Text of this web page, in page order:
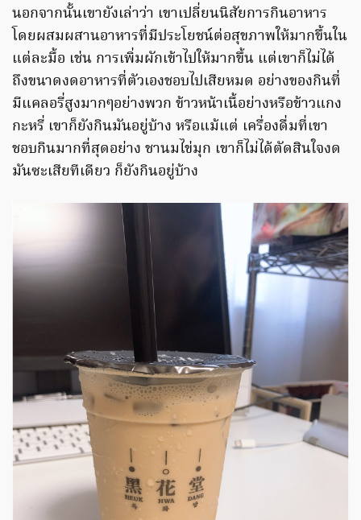
นอกจากนั้นเขายังเล่าว่า เขาเปลี่ยนนิสัยการกินอาหาร
โดยผสมผสานอาหารที่มีประโยชน์ต่อสุขภาพให้มากขึ้นใน
แต่ละมื้อ เช่น การเพิ่มผักเข้าไปให้มากขึ้น แต่เขาก็ไม่ได้
ถึงขนาดงดอาหารที่ตัวเองชอบไปเสียหมด อย่างของกินที่
มีแคลอรี่สูงมากๆอย่างพวก ข้าวหน้าเนื้อย่างหรือข้าวแกง
กะหรี่ เขาก็ยังกินมันอยู่บ้าง หรือแม้แต่ เครื่องดื่มที่เขา
ชอบกินมากที่สุดอย่าง ชานมไข่มุก เขาก็ไม่ได้ตัดสินใจงด
มันซะเสียทีเดียว ก็ยังกินอยู่บ้าง